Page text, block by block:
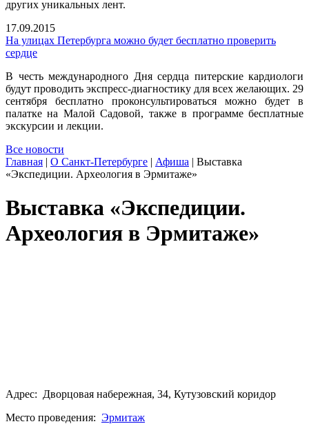
других уникальных лент.
17.09.2015
На улицах Петербурга можно будет бесплатно проверить
сердце
В честь международного Дня сердца питерские кардиологи
будут проводить экспресс-диагностику для всех желающих. 29
сентября бесплатно проконсультироваться можно будет в
палатке на Малой Садовой, также в программе бесплатные
экскурсии и лекции.
Все новости
Главная | О Санкт-Петербурге | Афиша | Выставка
«Экспедиции. Археология в Эрмитаже»
Выставка «Экспедиции.
Археология в Эрмитаже»
Адрес: Дворцовая набережная, 34, Кутузовский коридор
Место проведения: Эрмитаж